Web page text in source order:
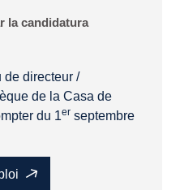
la candidatura
de directeur /
de la Casa de
du 1er septembre